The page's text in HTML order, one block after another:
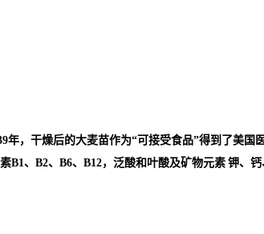
，干燥后的大麦苗作为“可接受食品”得到了美
B1、B2、B6、B12，泛酸和叶酸及矿物元素 钾、钙